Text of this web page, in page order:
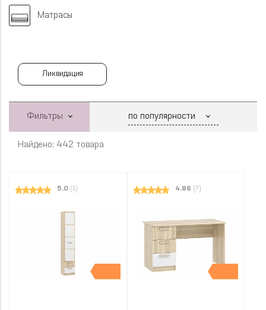
Матрасы
Ликвидация
Фильтры
Найдено: 442 товара
5.0 (1) 4.86 (7)